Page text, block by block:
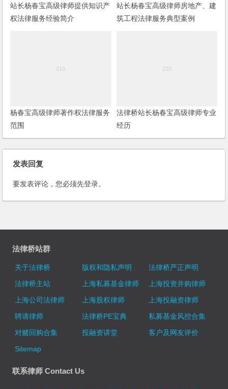
站长杨春宝高级律师提供知识产
权法律服务经验简介
站长杨春宝高级律师房地产、建
筑工程法律服务典型案例
杨春宝高级律师著作权法律服务
范围
法律桥站长杨春宝高级律师专业
经历
发表回复
要发表评论，您必须先登录。
法律桥站群
关于法律桥 版权和隐私声明
法律桥严正声明
法律桥主站
上海私募基金律师
上海投资并购律师
上海公司法律师
上海股权律师
上海投融资律师
聘请律师
法律桥PE宝典
私募基金风控合集
对赌回购合集
投融资讲堂
客户及网友评价
Sitemap
联系律师 Contact Us